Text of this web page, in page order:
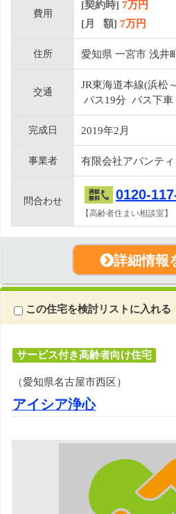
費用
[契約時] 7万円
[月 額] 7万円
住所 愛知県 一宮市 浅井
交通
JR東海道本線(浜松
バス19分 バス下車
完成日 2019年2月
事業者 有限会社アバンティ
問合わせ 0120-
【高齢者住まい相談室】
詳細情報
この住宅を検討リストに入れる
サービス付き高齢者向け住宅
（愛知県名古屋市西区）
アイシア浄心